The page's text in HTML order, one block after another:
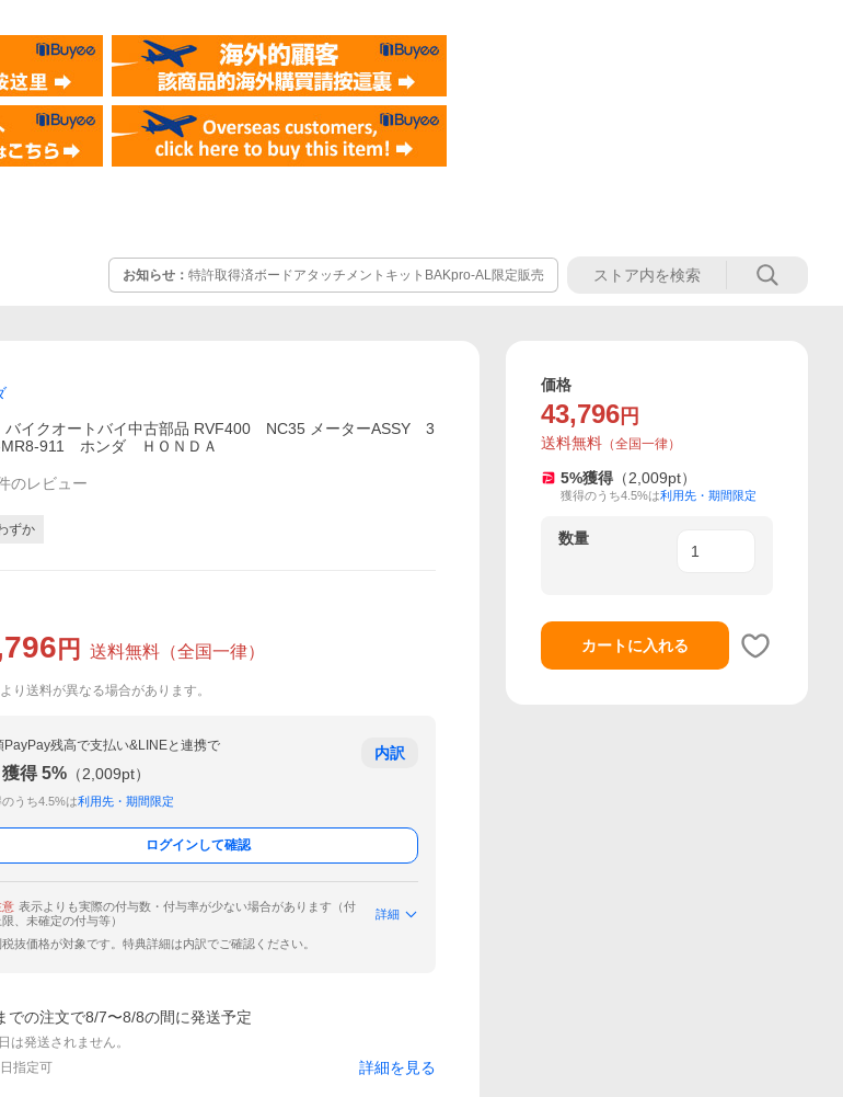
お知らせ： 特許取得済ボードアタッチメントキットBAKpro-AL限定販売
バイクオートバイ中古部品 RVF400 NC35 メーターASSY 3
911 ホンダ ＨＯＮＤＡ
のレビュー
ずか
円 送料無料 （全国一律）
り送料が異なる場合があります。
PayPay残高で支払い&LINEと連携で
獲得 5% （2,009pt）
うち4.5%は利用先・期間限定
内訳
ログインして確認
意 表示よりも実際の付与数・付与率が少ない場合があります（付
、未確定の付与等）
詳細
税抜価格が対象です。特典詳細は内訳でご確認ください。
での注文で8/7〜8/8の間に発送予定
は発送されません。
指定可
詳細を見る
価格
43,796 円
送料無料 （全国一律）
5%獲得 （2,009pt）
獲得のうち4.5%は利用先・期間限定
数量
カートに入れる